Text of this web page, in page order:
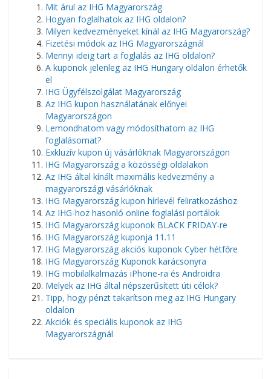
Mit árul az IHG Magyarország
Hogyan foglalhatok az IHG oldalon?
Milyen kedvezményeket kínál az IHG Magyarország?
Fizetési módok az IHG Magyarországnál
Mennyi ideig tart a foglalás az IHG oldalon?
A kuponok jelenleg az IHG Hungary oldalon érhetők
el
IHG Ügyfélszolgálat Magyarország
Az IHG kupon használatának előnyei
Magyarországon
Lemondhatom vagy módosíthatom az IHG
foglalásomat?
Exkluzív kupon új vásárlóknak Magyarországon
IHG Magyarország a közösségi oldalakon
Az IHG által kínált maximális kedvezmény a
magyarországi vásárlóknak
IHG Magyarország kupon hírlevél feliratkozáshoz
Az IHG-hoz hasonló online foglalási portálok
IHG Magyarország kuponok BLACK FRIDAY-re
IHG Magyarország kuponja 11.11
IHG Magyarország akciós kuponok Cyber ​​​​hétfőre
IHG Magyarország Kuponok karácsonyra
IHG mobilalkalmazás iPhone-ra és Androidra
Melyek az IHG által népszerűsített úti célok?
Tipp, hogy pénzt takarítson meg az IHG Hungary
oldalon
Akciók és speciális kuponok az IHG
Magyarországnál